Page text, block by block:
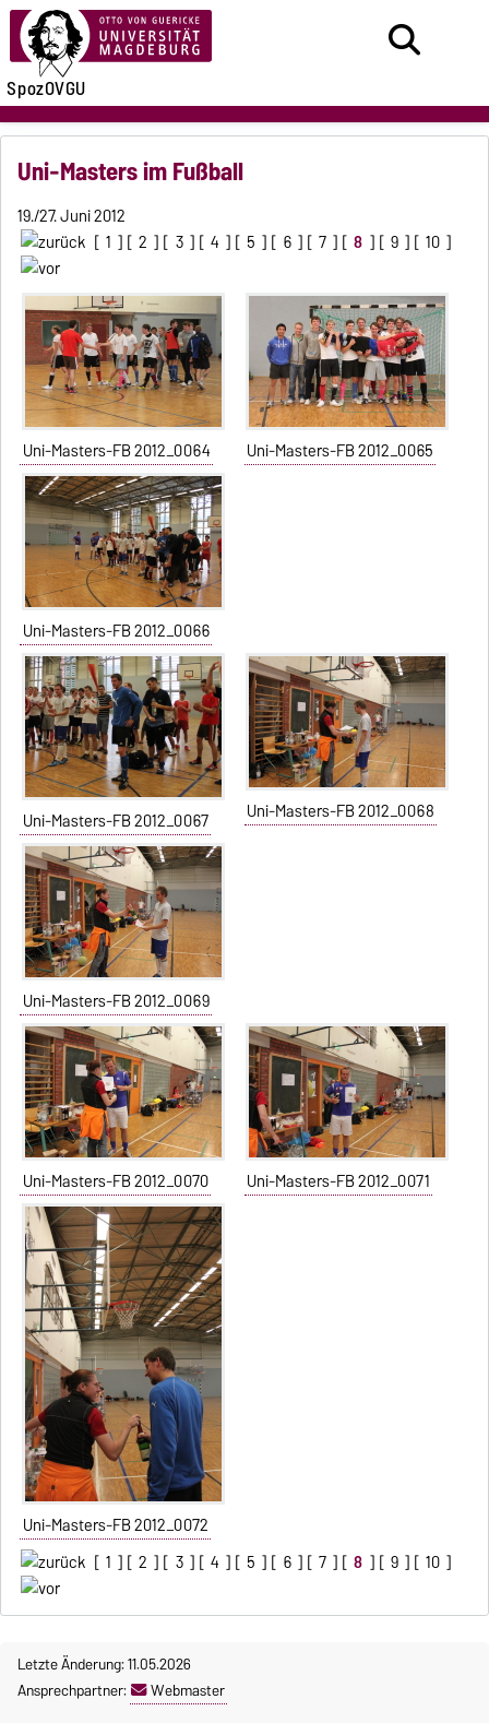
SpozOVGU
Uni-Masters im Fußball
19./27. Juni 2012
[ 1 ] [ 2 ] [ 3 ] [ 4 ] [ 5 ] [ 6 ] [ 7 ] [ 8 ] [ 9 ] [ 10 ]
Uni-Masters-FB 2012_0064 Uni-Masters-FB 2012_0065
Uni-Masters-FB 2012_0066
Uni-Masters-FB 2012_0067 Uni-Masters-FB 2012_0068
Uni-Masters-FB 2012_0069
Uni-Masters-FB 2012_0070 Uni-Masters-FB 2012_0071
Uni-Masters-FB 2012_0072
[ 1 ] [ 2 ] [ 3 ] [ 4 ] [ 5 ] [ 6 ] [ 7 ] [ 8 ] [ 9 ] [ 10 ]
Letzte Änderung: 11.05.2026
Ansprechpartner:
Webmaster